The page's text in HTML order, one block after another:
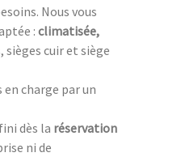
Nous vous
: climatisée,
sièges cuir et siège
en charge par un
dès la réservation
ni de